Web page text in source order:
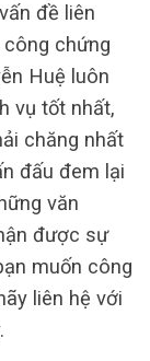
đề liên
công chứng
Huệ luôn
vụ tốt nhất,
chăng nhất
đấu đem lại
văn
được sự
muốn công
liên hệ với